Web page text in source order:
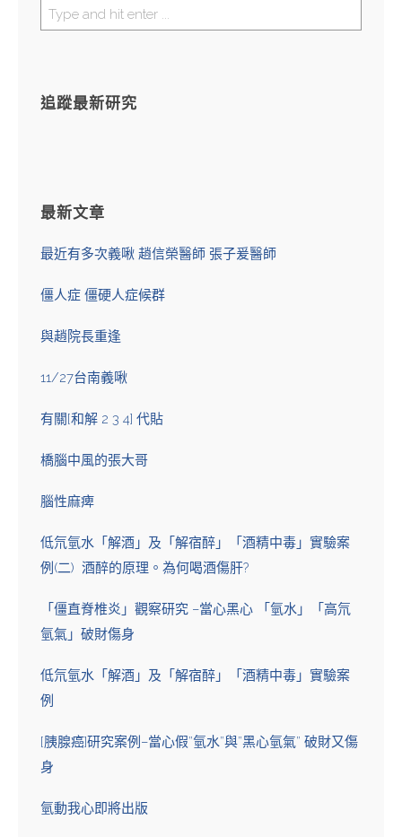
追蹤最新研究
最新文章
最近有多次義啾 趙信榮醫師 張子爰醫師
僵人症 僵硬人症候群
與趙院長重逢
11/27台南義啾
有關[和解 2 3 4] 代貼
橋腦中風的張大哥
腦性麻痺
低氘氫水「解酒」及「解宿醉」「酒精中毒」實驗案
例(二) 酒醉的原理。為何喝酒傷肝?
「僵直脊椎炎」觀察研究 –當心黑心 「氫水」「高氘
氫氣」破財傷身
低氘氫水「解酒」及「解宿醉」「酒精中毒」實驗案
例
[胰腺癌]研究案例–當心假”氫水”與”黑心氫氣” 破財又傷
身
氫動我心即將出版